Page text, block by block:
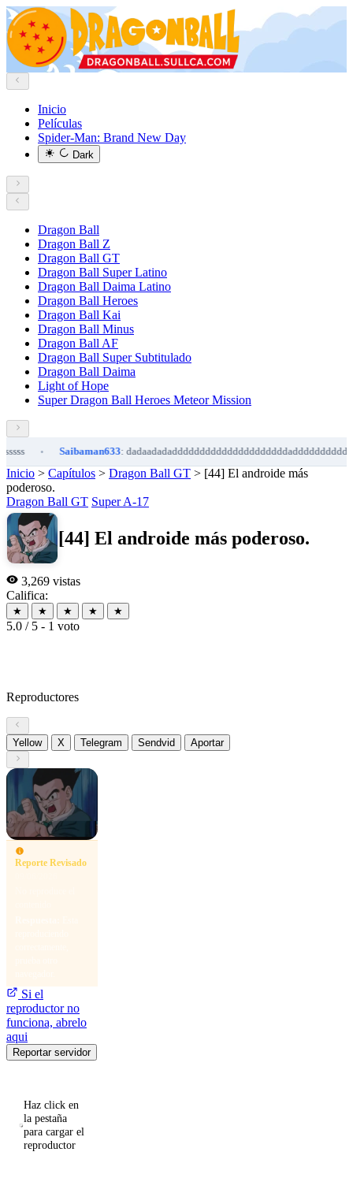
Inicio
Películas
Spider-Man: Brand New Day
Dark
Dragon Ball
Dragon Ball Z
Dragon Ball GT
Dragon Ball Super Latino
Dragon Ball Daima Latino
Dragon Ball Heroes
Dragon Ball Kai
Dragon Ball Minus
Dragon Ball AF
Dragon Ball Super Subtitulado
Dragon Ball Daima
Light of Hope
Super Dragon Ball Heroes Meteor Mission
• Saibaman633:
Inicio > Capítulos > Dragon Ball GT > [44] El androide más
poderoso.
Dragon Ball GT Super A-17
[44] El androide más poderoso.
3,269 vistas
Califica:
★ ★ ★ ★ ★
5.0 / 5 - 1 voto
Reproductores
Yellow X Telegram Sendvid Aportar
Reporte Revisado
Si el
reproductor no
funciona, abrelo
aqui
Reportar servidor
Haz click en
la pestaña
para cargar el
reproductor